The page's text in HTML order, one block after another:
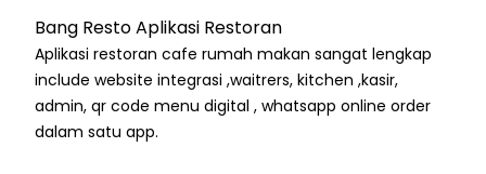
Bang Resto Aplikasi Restoran
Aplikasi restoran cafe rumah makan sangat lengkap
include website integrasi ,waitrers, kitchen ,kasir,
admin, qr code menu digital , whatsapp online order
dalam satu app.